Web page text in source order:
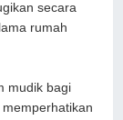
secara
rumah
bagi